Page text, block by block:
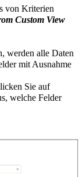
von Kriterien
Custom View
werden alle Daten
mit Ausnahme
Sie auf
welche Felder